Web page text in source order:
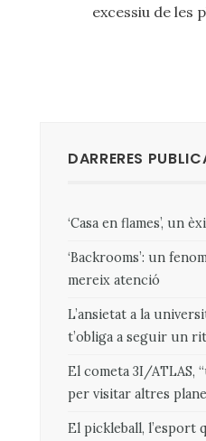
excessiu de les
DARRERES
‘Casa en flames’, un
‘Backrooms’: un
mereix atenció
L’ansietat a la
t’obliga a seguir un
El cometa 3I/ATLAS,
per visitar altres
El pickleball, l’esport